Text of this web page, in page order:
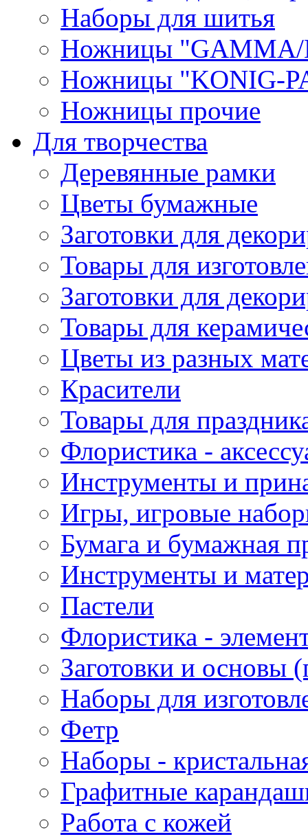
Наборы для шитья
Ножницы "GAMMA/
Ножницы "KONIG-
Ножницы прочие
Для творчества
Деревянные рамки
Цветы бумажные
Заготовки для
Товары для
Заготовки для
Товары для
Цветы из разных
Красители
Товары для
Флористика -
Инструменты и
Игры, игровые
Бумага и бумажная
Инструменты и
Пастели
Флористика -
Заготовки и основы
Наборы для
Фетр
Наборы -
Графитные
Работа с кожей